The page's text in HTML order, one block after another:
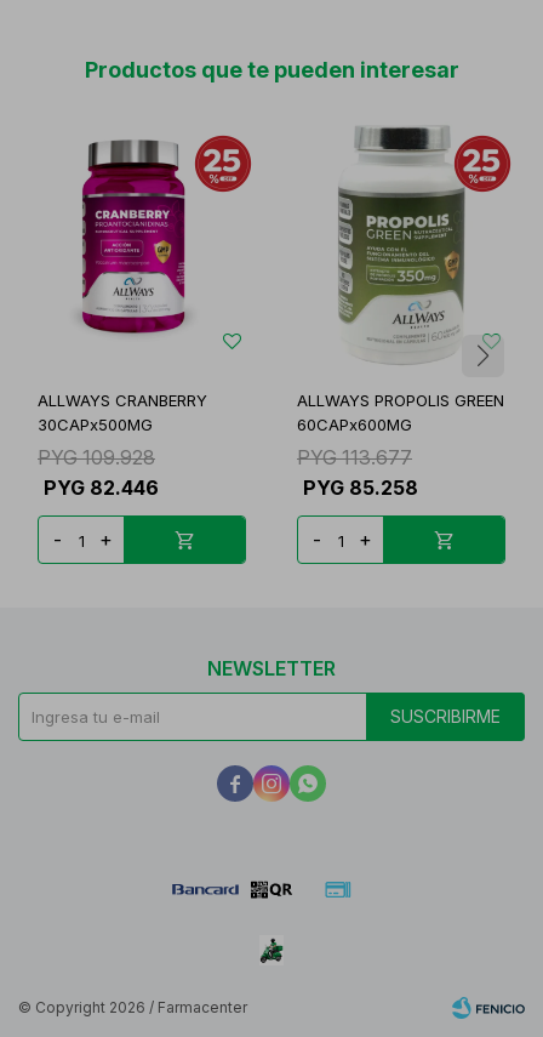
Productos que te pueden interesar
ALLWAYS CRANBERRY
30CAPx500MG
PYG 109.928
PYG 82.446
- +
ALLWAYS PROPOLIS GREEN
60CAPx600MG
PYG 113.677
PYG 85.258
- +
NEWSLETTER
SUSCRIBIRME
  
© Copyright 2026 / Farmacenter